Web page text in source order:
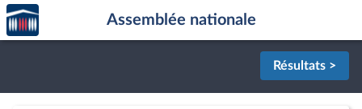
Aller au contenu
Aller en bas de la page
Accèder
à la
page
Assemblée nationale
Résultats >